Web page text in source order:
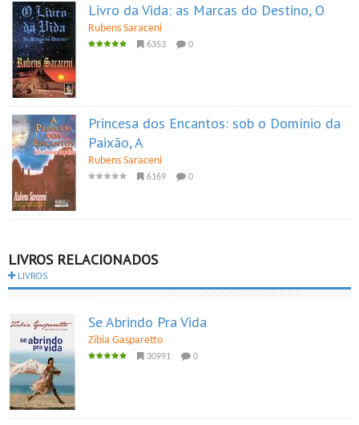
Livro da Vida: as Marcas do Destino, O
Rubens Saraceni
6353 0
Princesa dos Encantos: sob o Domínio da
Paixão, A
Rubens Saraceni
6169 0
LIVROS RELACIONADOS
LIVROS
Se Abrindo Pra Vida
Zibia Gasparetto
30991 0